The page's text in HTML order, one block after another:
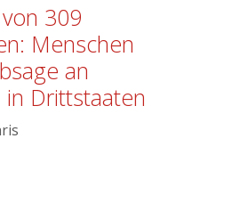
309
Menschen
an
in Drittstaaten